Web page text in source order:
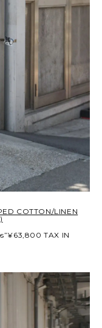
COTTON/LINEN
TAX IN